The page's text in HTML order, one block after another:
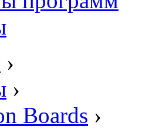
›
›
Boards ›